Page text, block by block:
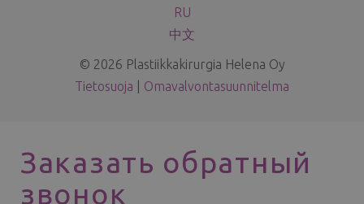
RU
中文
© 2026 Plastiikkakirurgia Helena Oy
Tietosuoja
Omavalvontasuunnitelma
Заказать обратный
звонок